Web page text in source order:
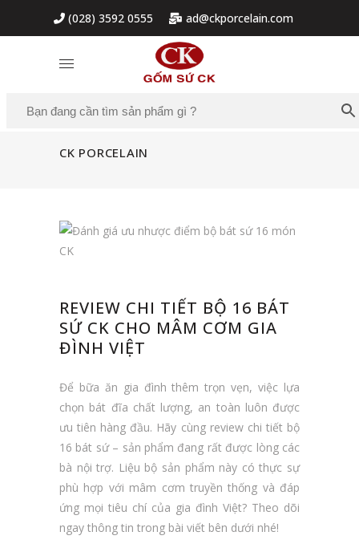
(028) 3592 0555 ad@ckporcelain.com
CK PORCELAIN
REVIEW CHI TIẾT BỘ 16 BÁT
SỨ CK CHO MÂM CƠM GIA
ĐÌNH VIỆT
Để bữa ăn gia đình thêm trọn vẹn, việc lựa
chọn bát đĩa chất lượng, an toàn luôn được
ưu tiên hàng đầu. Hãy cùng review chi tiết bộ
16 bát sứ – sản phẩm đang rất được lòng các
bà nội trợ. Liệu bộ sản phẩm này có thực sự
phù hợp với mâm cơm truyền thống và đáp
ứng mọi tiêu chí của gia đình Việt? Theo dõi
ngay thông tin trong bài viết bên dưới nhé!